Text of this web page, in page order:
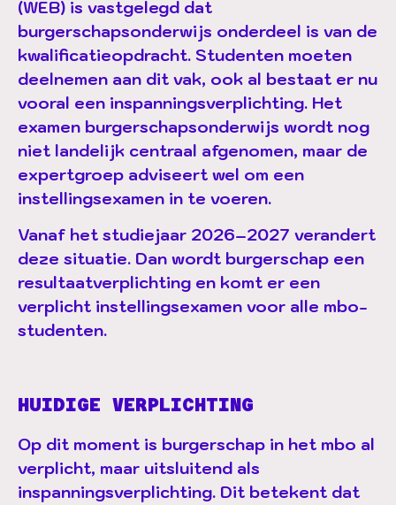
(WEB) is vastgelegd dat
burgerschapsonderwijs onderdeel is van de
kwalificatieopdracht. Studenten moeten
deelnemen aan dit vak, ook al bestaat er nu
vooral een inspanningsverplichting. Het
examen burgerschapsonderwijs wordt nog
niet landelijk centraal afgenomen, maar de
expertgroep adviseert wel om een
instellingsexamen in te voeren.
Vanaf het studiejaar 2026–2027 verandert
deze situatie. Dan wordt burgerschap een
resultaatverplichting en komt er een
verplicht instellingsexamen voor alle mbo-
studenten.
HUIDIGE VERPLICHTING
Op dit moment is burgerschap in het mbo al
verplicht, maar uitsluitend als
inspanningsverplichting. Dit betekent dat